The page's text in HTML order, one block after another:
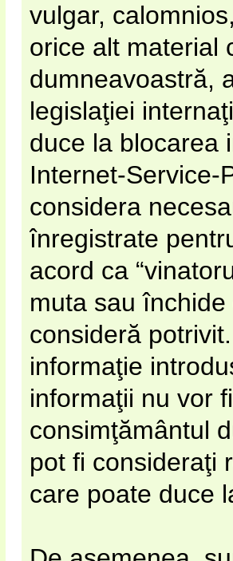
vulgar,
orice alt material
dumneavoastră,
legislaţiei
duce la blocarea
Internet-Service-
considera
înregistrate
acord ca
muta sau
consideră
informaţie
informaţii nu vor
consimţământul
pot fi consideraţi
care poate duce